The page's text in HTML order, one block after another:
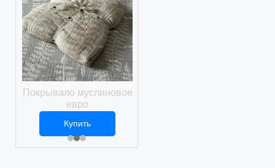
Покрывало муслиновое
евро
2 469 ₽
Купить